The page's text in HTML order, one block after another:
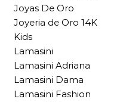
Joyas De Oro
Joyeria de Oro 14K
Kids
Lamasini
Lamasini Adriana
Lamasini Dama
Lamasini Fashion